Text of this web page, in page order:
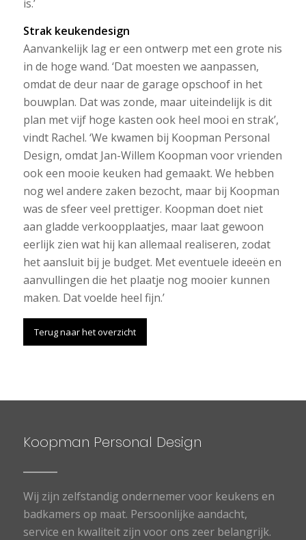
is.’
Strak keukendesign
Aanvankelijk lag er een ontwerp met een grote nis
in de hoge wand. ‘Dat moesten we aanpassen,
omdat de deur naar de garage opschoof in het
bouwplan. Dat was zonde, maar uiteindelijk is dit
plan met vijf hoge kasten ook heel mooi en strak’,
vindt Rachel. ‘We kwamen bij Koopman Personal
Design, omdat Jan-Willem Koopman voor vrienden
ook een mooie keuken had gemaakt. We hebben
nog wel andere zaken bezocht, maar bij Koopman
was de sfeer veel prettiger. Koopman doet niet
aan gladde verkoopplaatjes, maar laat gewoon
eerlijk zien wat hij kan allemaal realiseren, zodat
het aansluit bij je budget. Met eventuele ideeën en
aanvullingen die het plaatje nog mooier kunnen
maken. Dat voelde heel fijn.’
Terug naar het overzicht
Koopman Personal Design
Wij zijn zelfstandig ondernemer voor keukens en
badkamers op maat. Persoonlijke aandacht,
service en kwaliteit zijn voor ons zeer belangrijk.